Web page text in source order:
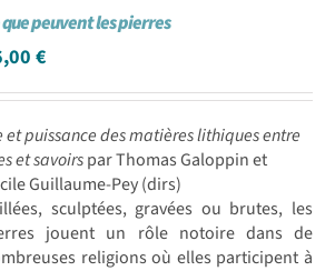
que peuvent les pierres
€
et puissance des matières lithiques entre
et savoirspar Thomas Galoppin et
Guillaume-Pey (dirs)
sculptées, gravées ou brutes, les
jouent un rôle notoire dans de
religions où elles participent à